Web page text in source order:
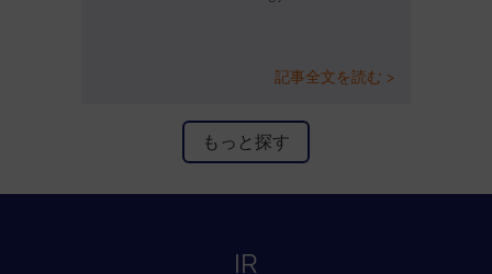
記事全文を読む >
もっと探す
IR